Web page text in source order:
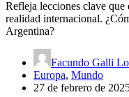
Refleja lecciones clave que
realidad internacional.
Argentina?
Facundo Galli
Europa, Mundo
27 de febrero de